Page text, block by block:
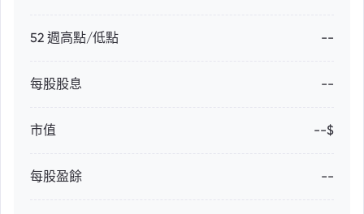
52 週高點/低點 --
每股股息 --
市值 --$
每股盈餘 --